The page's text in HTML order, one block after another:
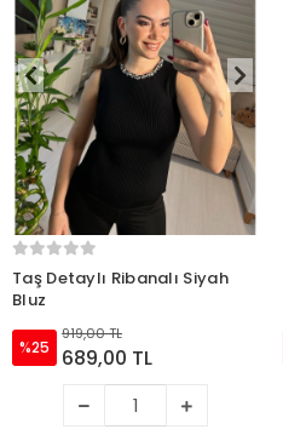
Taş Detaylı Ribanalı Siyah
Bluz
%25
919,00 TL
689,00 TL